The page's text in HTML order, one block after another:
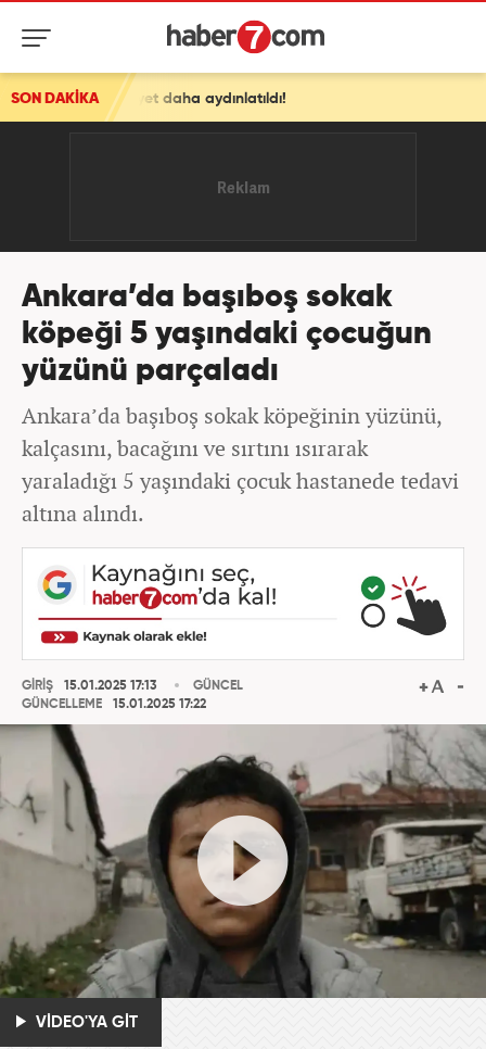
SON DAKİKA
aydınlatıldı!
Ankara’da başıboş sokak
köpeği 5 yaşındaki çocuğun
yüzünü parçaladı
Ankara’da başıboş sokak köpeğinin yüzünü,
kalçasını, bacağını ve sırtını ısırarak
yaraladığı 5 yaşındaki çocuk hastanede tedavi
altına alındı.
GİRİŞ
15.01.2025 17:13
GÜNCELLEME
15.01.2025 17:22
GÜNCEL
VİDEO'YA GİT